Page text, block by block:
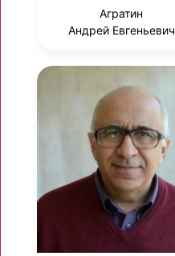
Агратин
Андрей Евгеньевич